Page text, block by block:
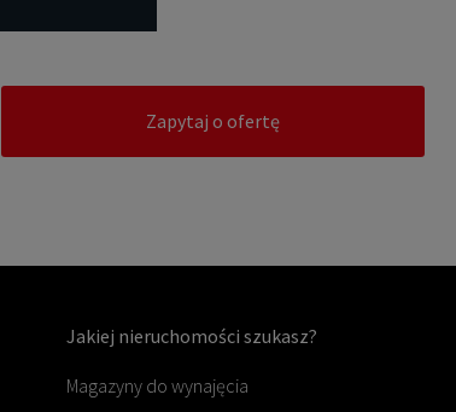
Zapytaj o ofertę
Jakiej nieruchomości szukasz?
Magazyny do wynajęcia